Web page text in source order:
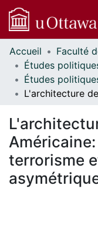
Communautés
et collections
Parcourir
Statistiques
À propos
Accueil
terrorisme